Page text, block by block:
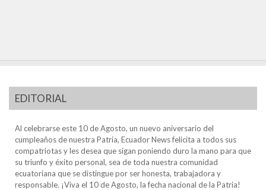
EDITORIAL
Al celebrarse este 10 de Agosto, un nuevo aniversario del
cumpleaños de nuestra Patria, Ecuador News felicita a todos sus
compatriotas y les desea que sigan poniendo duro la mano para que
su triunfo y éxito personal, sea de toda nuestra comunidad
ecuatoriana que se distingue por ser honesta, trabajadora y
responsable. ¡Viva el 10 de Agosto, la fecha nacional de la Patria!